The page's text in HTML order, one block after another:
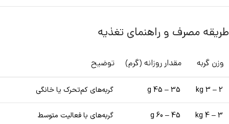
طریقه مصرف و راهنمای تغذیه
وزن گربه مقدار روزانه (گرم) توضیح
2 – 3 kg
35 – 45 g گربه‌های کم‌تحرک یا خانگی
3 – 4 kg
45 – 60 g گربه‌های با فعالیت متوسط